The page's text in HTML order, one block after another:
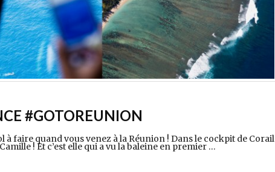
#GOTOREUNION
faire quand vous venez à la Réunion ! Dans le cockpit de Corail
! Et c’est elle qui a vu la baleine en premier …